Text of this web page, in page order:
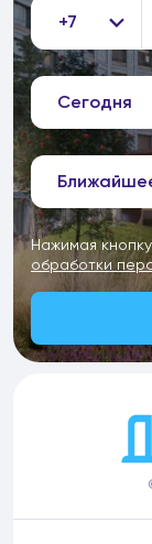
+7
Сегодня
Нажимая
обработки